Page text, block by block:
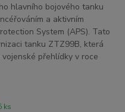
hlavního bojového tanku
a aktivním
System (APS). Tato
tanku ZTZ99B, která
přehlídky v roce
ks